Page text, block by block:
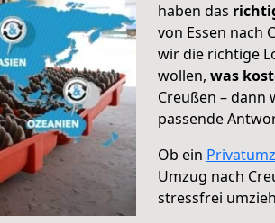
haben das
von Essen nach
wir die richtige
wollen, was
Creußen – dann
passende
Ob ein
Umzug nach
stressfrei